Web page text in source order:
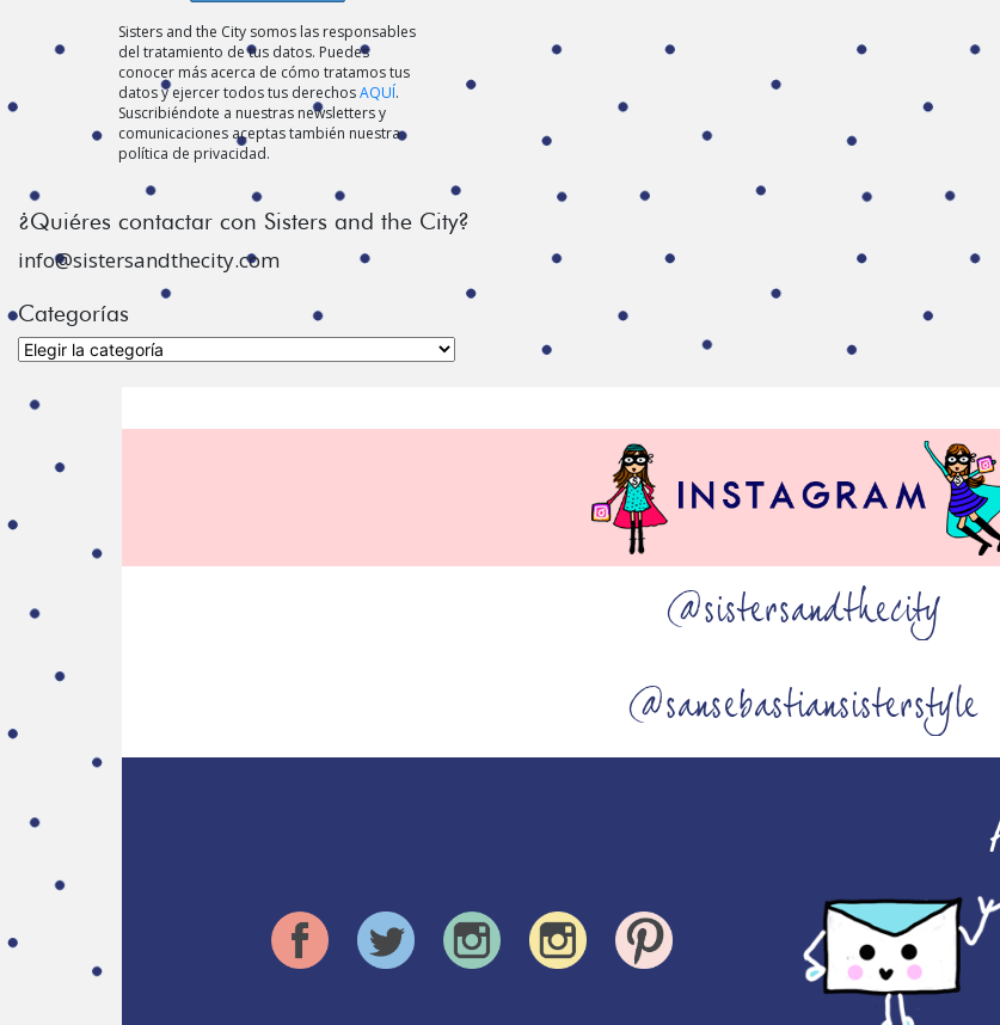
Sisters and the City somos las responsables
del tratamiento de tus datos. Puedes
conocer más acerca de cómo tratamos tus
datos y ejercer todos tus derechosAQUÍ.
Suscribiéndote a nuestras newsletters y
comunicaciones aceptas también nuestra
política de privacidad.
¿Quiéres contactar con Sisters and the City?
info@sistersandthecity.com
Categorías
Categorías
@sistersandthecity
@sansebastiansisterstyle